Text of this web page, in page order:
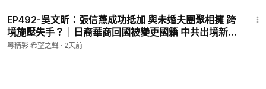
EP492-吳文昕：張信燕成功抵加 與未婚夫團聚相擁 跨
境施壓失手？｜日裔華商回國被變更國籍 中共出境新規
插翅難飛？｜中南海再傳震盪 元老相繼出事？【Nina面
粵精彩 希望之聲 · 2天前